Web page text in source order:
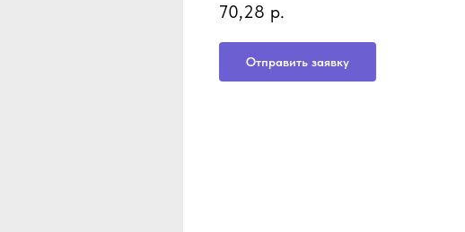
70,28 р.
Отправить заявку